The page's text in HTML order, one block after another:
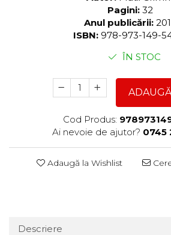
Pagini: 32
Anul publicării:
ISBN: 978-973-149-
ÎN STOC
Cod Produs:
Ai nevoie de ajutor? 0745
Adaugă la Wishlist
Descriere